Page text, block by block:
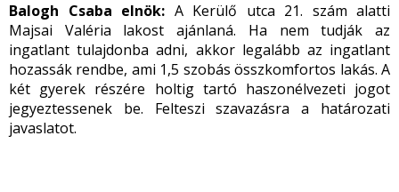
Balogh Csaba elnök: A Kerülő utca 21. szám alatti
Majsai Valéria lakost ajánlaná. Ha nem tudják az
ingatlant tulajdonba adni, akkor legalább az ingatlant
hozassák rendbe, ami 1,5 szobás összkomfortos lakás. A
két gyerek részére holtig tartó haszonélvezeti jogot
jegyeztessenek be. Felteszi szavazásra a határozati
javaslatot.